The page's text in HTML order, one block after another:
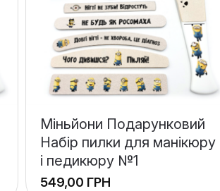
Міньйони Подарунковий
Набір пилки для манікюру
і педикюру №1
ГРН